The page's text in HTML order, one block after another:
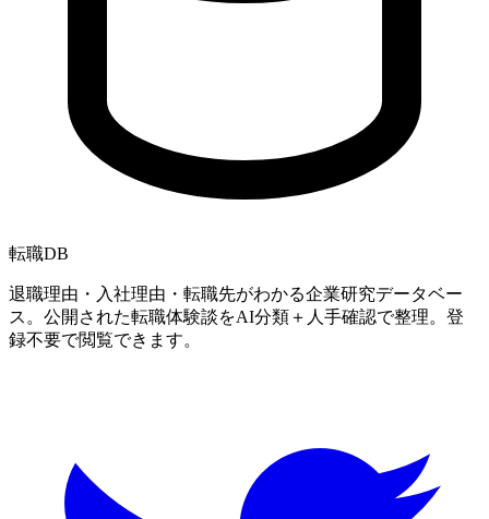
転職DB
退職理由・入社理由・転職先がわかる企業研究データベー
ス。公開された転職体験談をAI分類＋人手確認で整理。登
録不要で閲覧できます。